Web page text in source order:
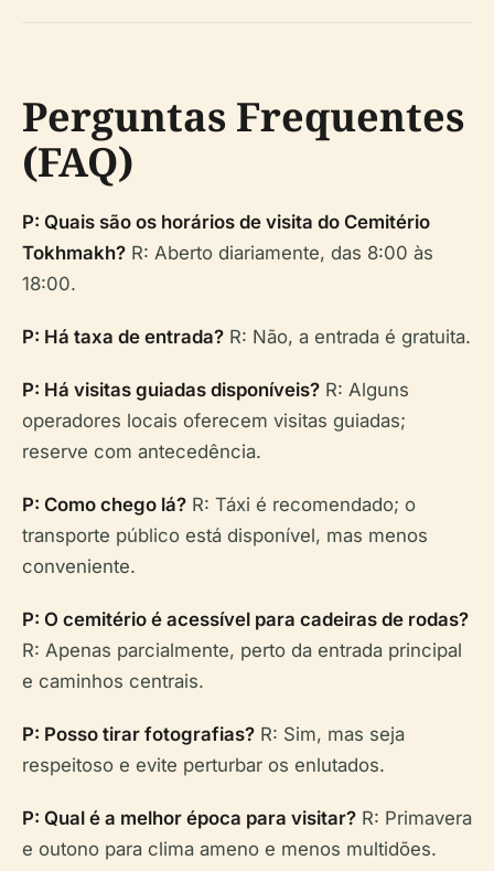
Perguntas Frequentes
(FAQ)
P: Quais são os horários de visita do Cemitério
Tokhmakh? R: Aberto diariamente, das 8:00 às
18:00.
P: Há taxa de entrada? R: Não, a entrada é gratuita.
P: Há visitas guiadas disponíveis? R: Alguns
operadores locais oferecem visitas guiadas;
reserve com antecedência.
P: Como chego lá? R: Táxi é recomendado; o
transporte público está disponível, mas menos
conveniente.
P: O cemitério é acessível para cadeiras de rodas?
R: Apenas parcialmente, perto da entrada principal
e caminhos centrais.
P: Posso tirar fotografias? R: Sim, mas seja
respeitoso e evite perturbar os enlutados.
P: Qual é a melhor época para visitar? R: Primavera
e outono para clima ameno e menos multidões.